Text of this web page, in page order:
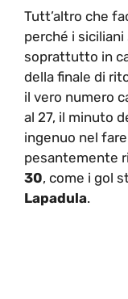
Tutt’altro che
perché i siciliani
soprattutto in
della finale di
il vero numero
al 27, il minuto
ingenuo nel
pesantemente
30, come i gol
Lapadula.